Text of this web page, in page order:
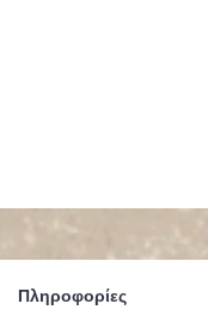
Πληροφορίες